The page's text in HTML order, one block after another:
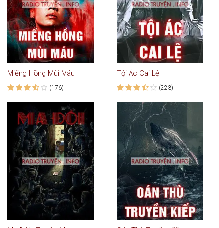
Miếng Hồng Mùi Máu
(176)
Tội Ác Cai Lệ
(223)